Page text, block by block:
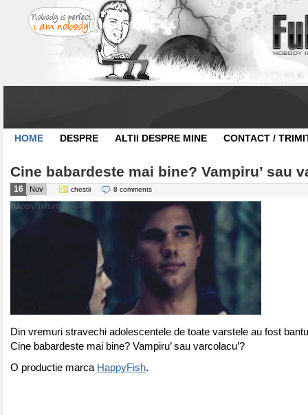
HOME DESPRE ALTII DESPRE MINE CONTACT /
Cine babardeste mai bine? Vampiru’ sau
16 Nov chestii 8 comments
Din vremuri stravechi adolescentele de toate varstele au fost
Cine babardeste mai bine? Vampiru’ sau varcolacu’?
O productie marca HappyFish.